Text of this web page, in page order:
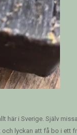
i Sverige. Själv
lyckan att få bo i ett